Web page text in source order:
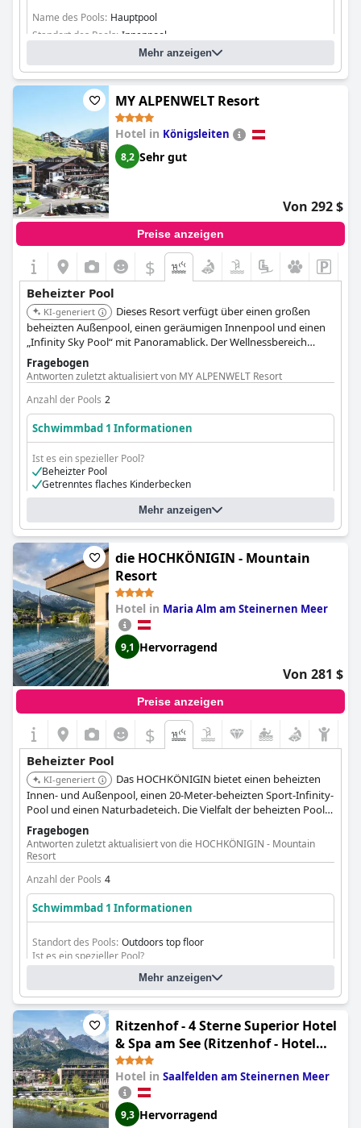
Name des Pools: Hauptpool
Standort des Pools: Innenpool
Mehr anzeigen
MY ALPENWELT Resort
Hotel in Königsleiten
8,2 Sehr gut
Von 292 $
Preise anzeigen
$
Beheizter Pool
KI-generiert
Dieses Resort verfügt über einen großen
beheizten Außenpool, einen geräumigen Innenpool und einen
„Infinity Sky Pool“ mit Panoramablick. Der Wellnessbereich
bietet verschiedene beheizte Wassererlebnisse zur
Entspannung und zum Vergnügen.
Fragebogen
Antworten zuletzt aktualisiert von MY ALPENWELT Resort
Anzahl der Pools 2
Schwimmbad 1 Informationen
Ist es ein spezieller Pool?
Beheizter Pool
Getrenntes flaches Kinderbecken
Der Pool verfügt auch über:
einen für Kinder bestimmten Bereich
Mehr anzeigen
die HOCHKÖNIGIN - Mountain
Resort
Hotel in Maria Alm am Steinernen Meer
9,1 Hervorragend
Von 281 $
Preise anzeigen
$
Beheizter Pool
KI-generiert
Das HOCHKÖNIGIN bietet einen beheizten
Innen- und Außenpool, einen 20-Meter-beheizten Sport-Infinity-
Pool und einen Naturbadeteich. Die Vielfalt der beheizten Pools
richtet sich sowohl an aktive Schwimmer als auch an
Ruhesuchende mit Bergblick.
Fragebogen
Antworten zuletzt aktualisiert von die HOCHKÖNIGIN - Mountain
Resort
Anzahl der Pools 4
Schwimmbad 1 Informationen
Standort des Pools: Outdoors top floor
Ist es ein spezieller Pool?
Beheizter Pool
Mehr anzeigen
Ritzenhof - 4 Sterne Superior Hotel
& Spa am See (Ritzenhof - Hotel
und Spa am See 4-Sterne-Superior)
Hotel in Saalfelden am Steinernen Meer
9,3 Hervorragend